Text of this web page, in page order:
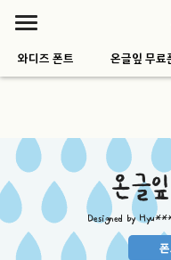
와디즈 폰트 온글잎 무료
온글
Designed by